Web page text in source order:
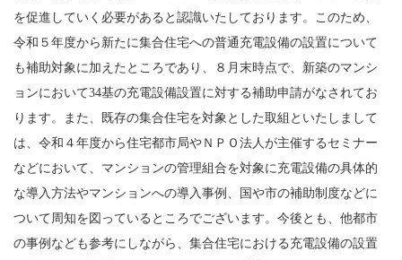
を促進していく必要があると認識いたしております。このため、
令和５年度から新たに集合住宅への普通充電設備の設置について
も補助対象に加えたところであり、８月末時点で、新築のマンシ
ョンにおいて34基の充電設備設置に対する補助申請がなされてお
ります。また、既存の集合住宅を対象とした取組といたしまして
は、令和４年度から住宅都市局やＮＰＯ法人が主催するセミナー
などにおいて、マンションの管理組合を対象に充電設備の具体的
な導入方法やマンションへの導入事例、国や市の補助制度などに
ついて周知を図っているところでございます。今後とも、他都市
の事例なども参考にしながら、集合住宅における充電設備の設置